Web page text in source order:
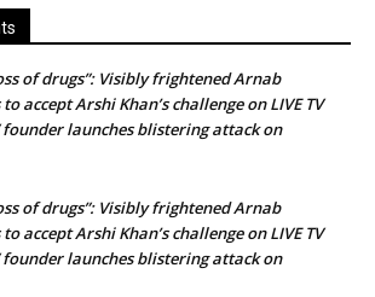
of drugs”: Visibly frightened Arnab
accept Arshi Khan’s challenge on LIVE TV
founder launches blistering attack on
of drugs”: Visibly frightened Arnab
accept Arshi Khan’s challenge on LIVE TV
founder launches blistering attack on